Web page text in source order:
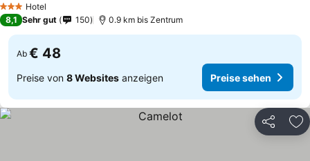
3 SterneHotel
8,1 Sehr gut 150 0.9 km bis Zentrum
Ab € 48
Preise von 8 Websites anzeigen Preise sehen
Teilen